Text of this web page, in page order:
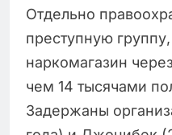
Отдельно
преступную
наркомагазин
чем 14 тысячами
Задержаны